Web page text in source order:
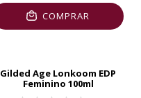
COMPRAR
Gilded Age Lonkoom EDP
Feminino 100ml